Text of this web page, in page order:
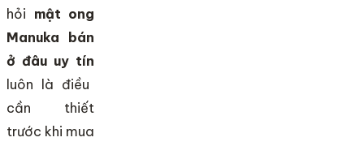
hỏi mật ong
Manuka bán
ở đâu uy tín
luôn là điều
cần thiết
trước khi mua